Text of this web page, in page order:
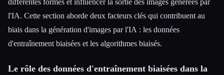
l'IA. Cette section aborde deux facteurs clés qui contribuent au
biais dans la génération d'images par l'IA : les données
d'entraînement biaisées et les algorithmes biaisés.
Le rôle des données d'entraînement biaisées dans la